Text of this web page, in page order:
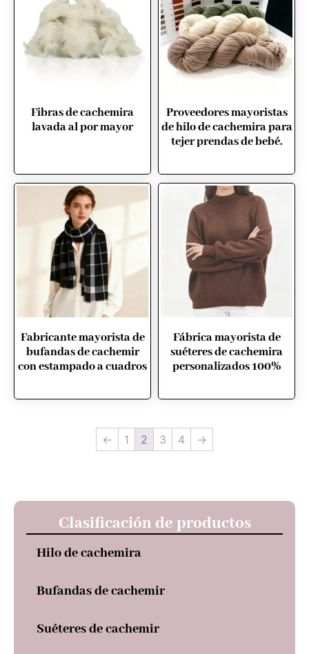
Clasificación de productos
Hilo de cachemira
Bufandas de cachemir
Suéteres de cachemir
Fibras de cachemira
lavada al por mayor
Proveedores mayoristas
de hilo de cachemira para
tejer prendas de bebé.
Fabricante mayorista de
bufandas de cachemir
con estampado a cuadros
Fábrica mayorista de
suéteres de cachemira
personalizados 100%
← 1 2 3 4 →